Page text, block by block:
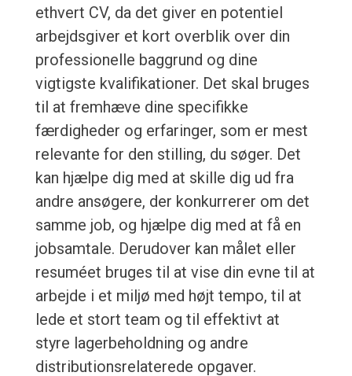
ethvert CV, da det giver en potentiel
arbejdsgiver et kort overblik over din
professionelle baggrund og dine
vigtigste kvalifikationer. Det skal bruges
til at fremhæve dine specifikke
færdigheder og erfaringer, som er mest
relevante for den stilling, du søger. Det
kan hjælpe dig med at skille dig ud fra
andre ansøgere, der konkurrerer om det
samme job, og hjælpe dig med at få en
jobsamtale. Derudover kan målet eller
resuméet bruges til at vise din evne til at
arbejde i et miljø med højt tempo, til at
lede et stort team og til effektivt at
styre lagerbeholdning og andre
distributionsrelaterede opgaver.